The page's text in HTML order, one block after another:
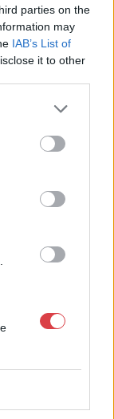
parties on the
may
IAB’s List of
it to other
www.aukcio.net
tevékenységét